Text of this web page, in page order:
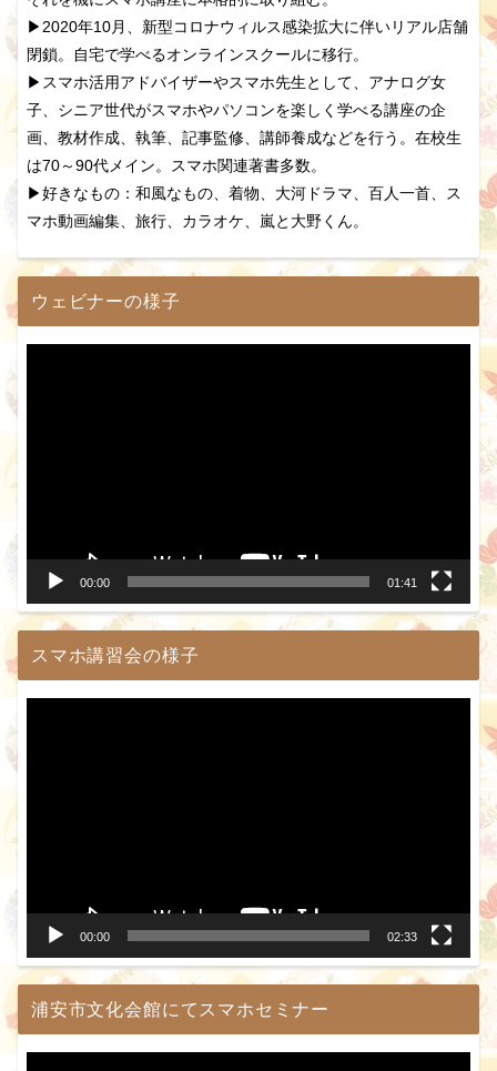
▶2020年10月、新型コロナウィルス感染拡大に伴いリアル店舗
閉鎖。自宅で学べるオンラインスクールに移行。
▶スマホ活用アドバイザーやスマホ先生として、アナログ女
子、シニア世代がスマホやパソコンを楽しく学べる講座の企
画、教材作成、執筆、記事監修、講師養成などを行う。在校生
は70～90代メイン。スマホ関連著書多数。
▶好きなもの：和風なもの、着物、大河ドラマ、百人一首、ス
マホ動画編集、旅行、カラオケ、嵐と大野くん。
ウェビナーの様子
00:00 01:41
スマホ講習会の様子
00:00 02:33
浦安市文化会館にてスマホセミナー